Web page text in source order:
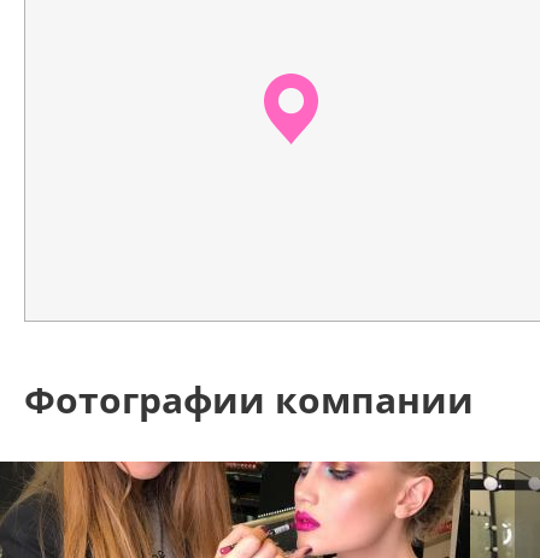
Фотографии компании